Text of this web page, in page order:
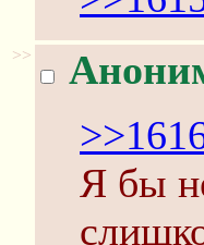
>>
Я бы